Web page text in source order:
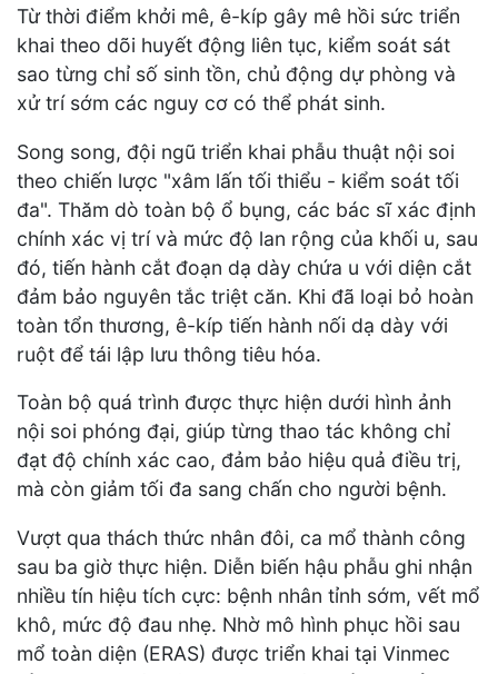
Từ thời điểm khởi mê, ê-kíp gây mê hồi sức triển
khai theo dõi huyết động liên tục, kiểm soát sát
sao từng chỉ số sinh tồn, chủ động dự phòng và
xử trí sớm các nguy cơ có thể phát sinh.
Song song, đội ngũ triển khai phẫu thuật nội soi
theo chiến lược "xâm lấn tối thiểu - kiểm soát tối
đa". Thăm dò toàn bộ ổ bụng, các bác sĩ xác định
chính xác vị trí và mức độ lan rộng của khối u, sau
đó, tiến hành cắt đoạn dạ dày chứa u với diện cắt
đảm bảo nguyên tắc triệt căn. Khi đã loại bỏ hoàn
toàn tổn thương, ê-kíp tiến hành nối dạ dày với
ruột để tái lập lưu thông tiêu hóa.
Toàn bộ quá trình được thực hiện dưới hình ảnh
nội soi phóng đại, giúp từng thao tác không chỉ
đạt độ chính xác cao, đảm bảo hiệu quả điều trị,
mà còn giảm tối đa sang chấn cho người bệnh.
Vượt qua thách thức nhân đôi, ca mổ thành công
sau ba giờ thực hiện. Diễn biến hậu phẫu ghi nhận
nhiều tín hiệu tích cực: bệnh nhân tỉnh sớm, vết mổ
khô, mức độ đau nhẹ. Nhờ mô hình phục hồi sau
mổ toàn diện (ERAS) được triển khai tại Vinmec